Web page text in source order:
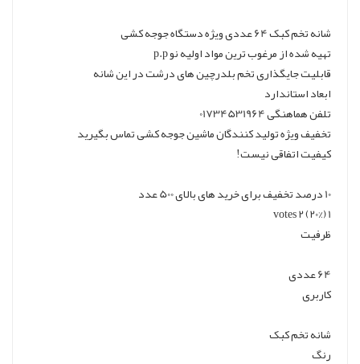
شانه تخم کبک 64 عددی ویژه دستگاه جوجه کشی
تهیه شده از مرغوب ترین مواد اولیه نو p.p
قابلیت جایگذاری تخم بلدرچین های درشت در این شانه
ابعاد استاندارد
تلفن هماهنگی 01734531964
تخفیف ویژه تولید کنندگان ماشین جوجه کشی تماس بگیرید
کیفیت اتفاقی نیست!
10 درصد تخفیف برای خرید های بالای 500 عدد
1 (20%) 2 votes
ظرفیت
64 عددی
کاربری
شانه تخم کبک
رنگ